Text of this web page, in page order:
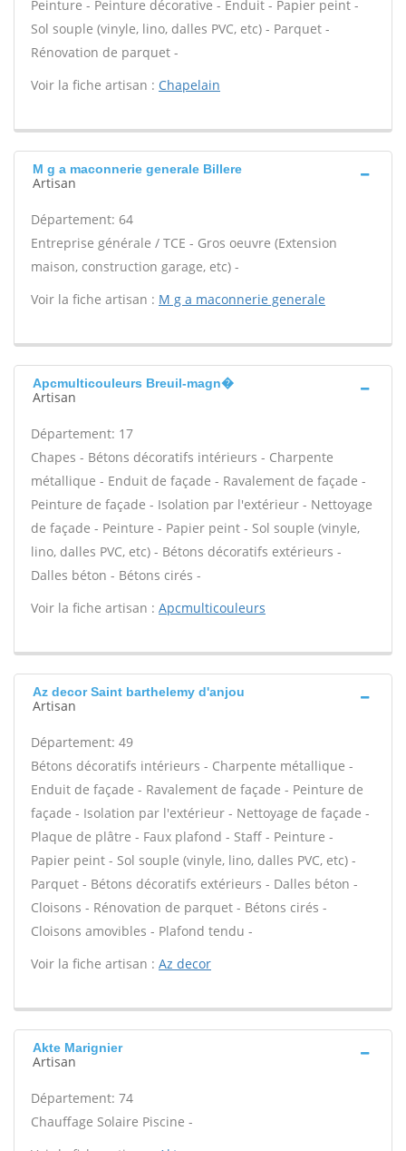
Peinture - Peinture décorative - Enduit - Papier peint -
Sol souple (vinyle, lino, dalles PVC, etc) - Parquet -
Rénovation de parquet -
Voir la fiche artisan : Chapelain
M g a maconnerie generale Billere
Artisan
Département: 64
Entreprise générale / TCE - Gros oeuvre (Extension
maison, construction garage, etc) -
Voir la fiche artisan : M g a maconnerie generale
Apcmulticouleurs Breuil-magn�
Artisan
Département: 17
Chapes - Bétons décoratifs intérieurs - Charpente
métallique - Enduit de façade - Ravalement de façade -
Peinture de façade - Isolation par l'extérieur - Nettoyage
de façade - Peinture - Papier peint - Sol souple (vinyle,
lino, dalles PVC, etc) - Bétons décoratifs extérieurs -
Dalles béton - Bétons cirés -
Voir la fiche artisan : Apcmulticouleurs
Az decor Saint barthelemy d'anjou
Artisan
Département: 49
Bétons décoratifs intérieurs - Charpente métallique -
Enduit de façade - Ravalement de façade - Peinture de
façade - Isolation par l'extérieur - Nettoyage de façade -
Plaque de plâtre - Faux plafond - Staff - Peinture -
Papier peint - Sol souple (vinyle, lino, dalles PVC, etc) -
Parquet - Bétons décoratifs extérieurs - Dalles béton -
Cloisons - Rénovation de parquet - Bétons cirés -
Cloisons amovibles - Plafond tendu -
Voir la fiche artisan : Az decor
Akte Marignier
Artisan
Département: 74
Chauffage Solaire Piscine -